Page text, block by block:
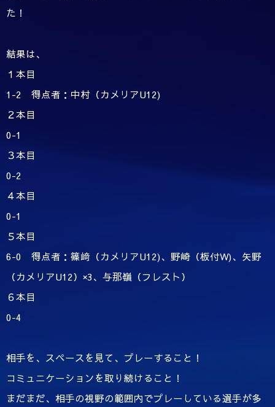
た！
結果は、
１本目
1-2 得点者：中村（カメリアU12)
２本目
0-1
３本目
0-2
４本目
0-1
５本目
6-0 得点者：篠﨑（カメリアU12)、野崎（板付W)、矢野
（カメリアU12）×3、与那嶺（フレスト）
６本目
0-4
相手を、スペースを見て、プレーすること！
コミュニケーションを取り続けること！
まだまだ、相手の視野の範囲内でプレーしている選手が多